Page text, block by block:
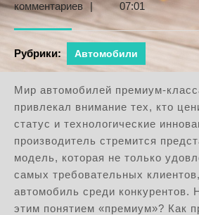
марта
комментариев
| 07:01
Рубрики: Автомобили
Мир автомобилей премиум-
привлекал внимание тех, кто
статус и технологические
производитель стремится
модель, которая не только
самых требовательных
автомобиль среди конкурентов.
этим понятием «премиум»? Как